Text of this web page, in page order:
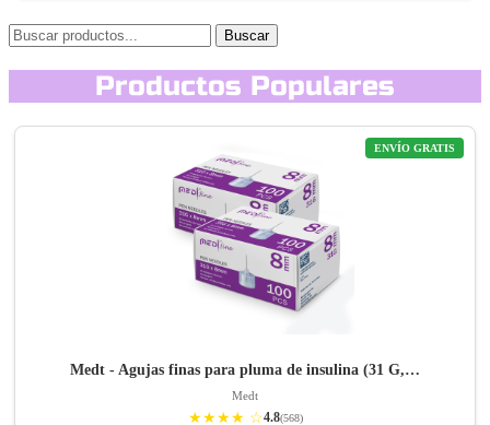
Buscar
Productos Populares
ENVÍO GRATIS
Medt - Agujas finas para pluma de insulina (31 G,…
Medt
★★★★ ☆4.8(568)